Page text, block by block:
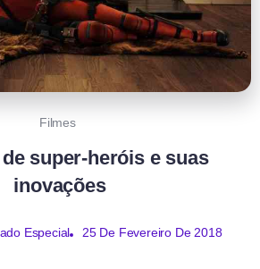
Filmes
super-heróis e suas
inovações
Especial 25 De Fevereiro De 2018